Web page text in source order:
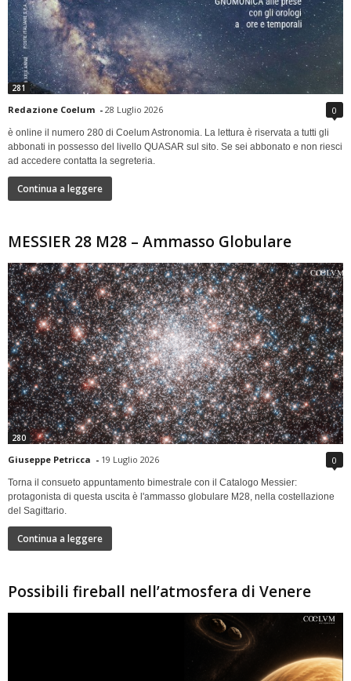
281
Redazione Coelum - 28 Luglio 2026 0
è online il numero 280 di Coelum Astronomia. La lettura è riservata a tutti gli
abbonati in possesso del livello QUASAR sul sito. Se sei abbonato e non riesci
ad accedere contatta la segreteria.
Continua a leggere
MESSIER 28 M28 – Ammasso Globulare
280
Giuseppe Petricca - 19 Luglio 2026 0
Torna il consueto appuntamento bimestrale con il Catalogo Messier:
protagonista di questa uscita è l'ammasso globulare M28, nella costellazione
del Sagittario.
Continua a leggere
Possibili fireball nell’atmosfera di Venere